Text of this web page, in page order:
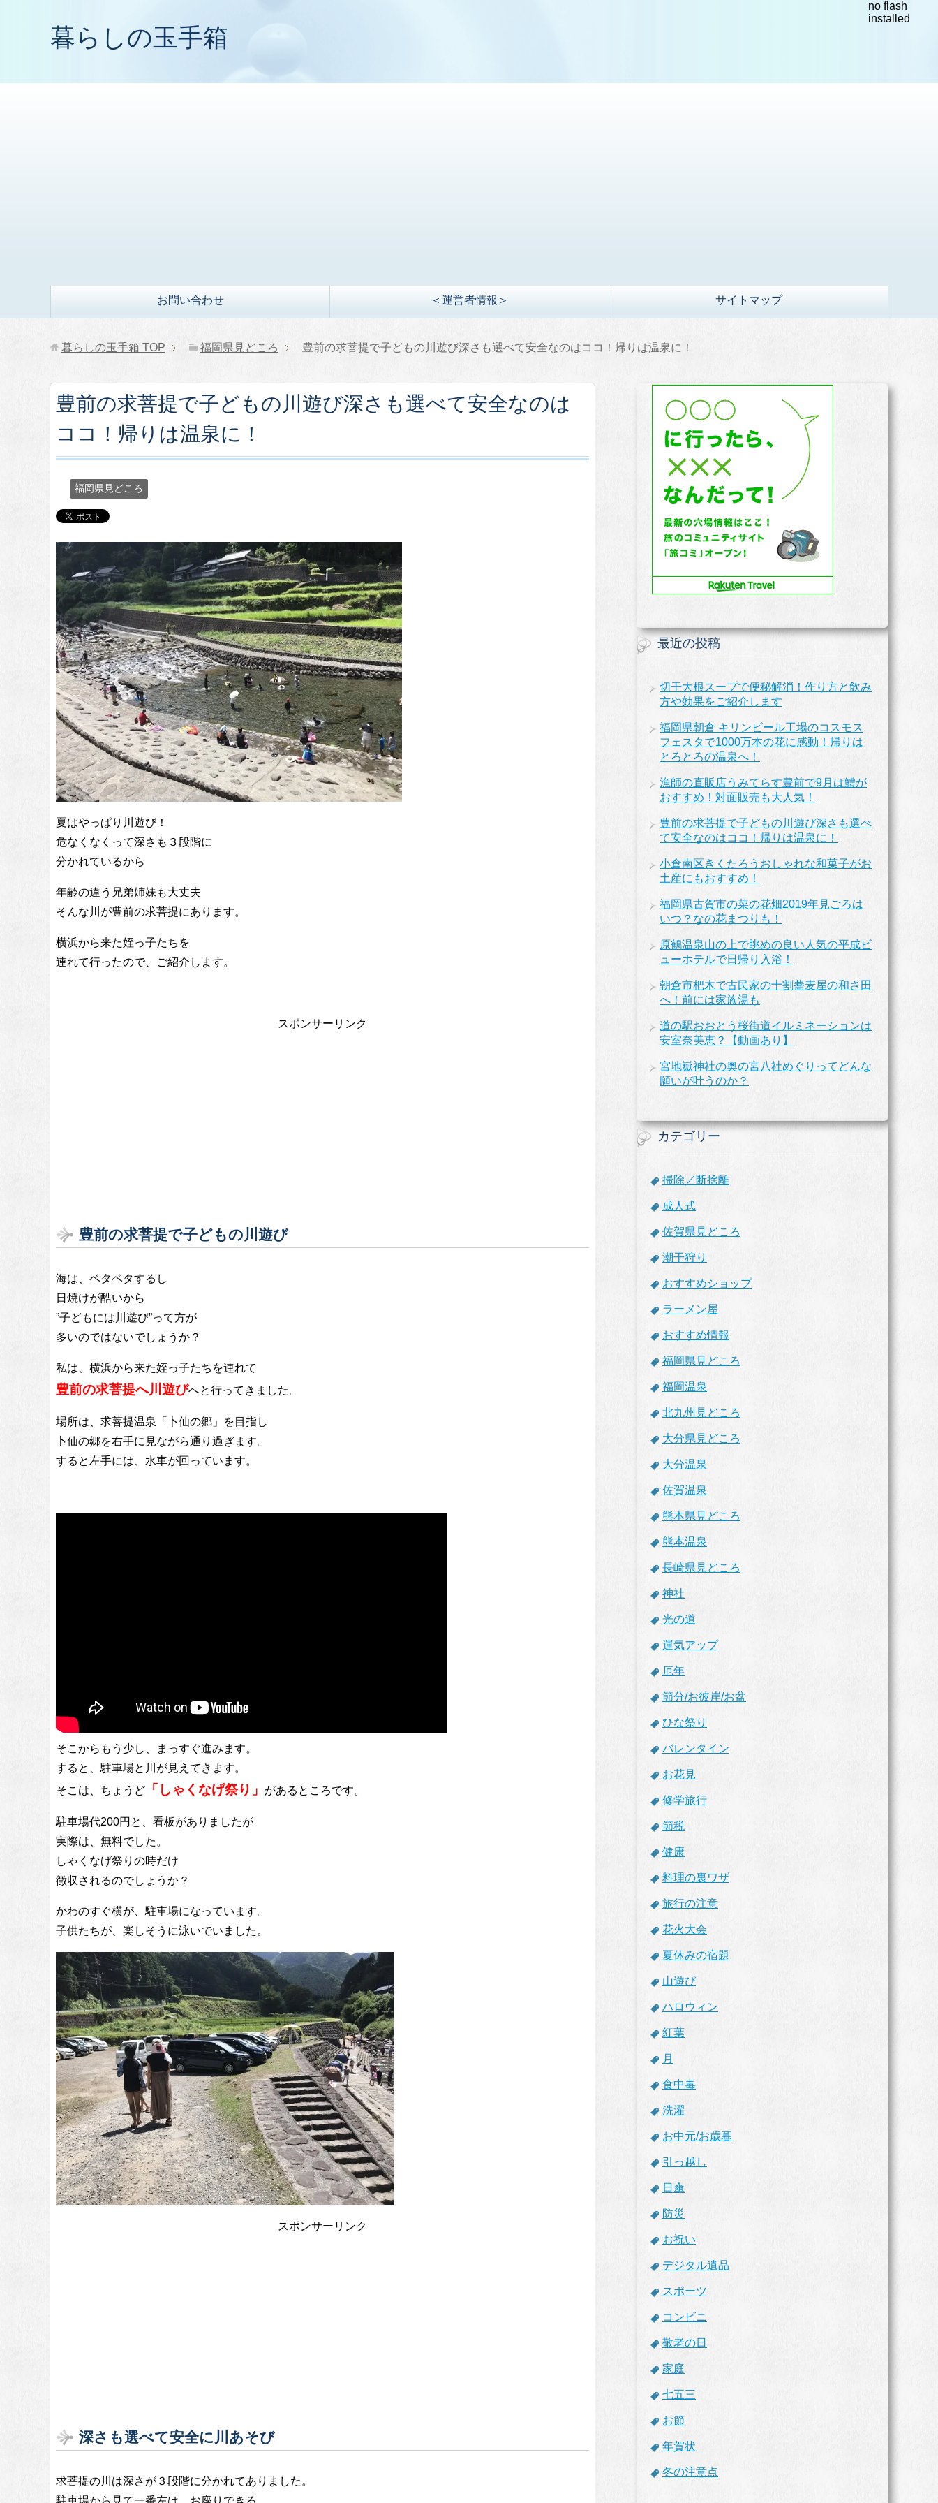
暮らしの玉手箱
お問い合わせ ＜運営者情報＞ サイトマップ
暮らしの玉手箱 TOP 福岡県見どころ 豊前の求菩提で子どもの川遊び深さも選べて安全なのはココ！帰りは温泉に！
豊前の求菩提で子どもの川遊び深さも選べて安全なのは
ココ！帰りは温泉に！
福岡県見どころ
夏はやっぱり川遊び！
危なくなくって深さも３段階に
分かれているから
年齢の違う兄弟姉妹も大丈夫
そんな川が豊前の求菩提にあります。
横浜から来た姪っ子たちを
連れて行ったので、ご紹介します。
スポンサーリンク
豊前の求菩提で子どもの川遊び
海は、ベタベタするし
日焼けが酷いから
”子どもには川遊び”って方が
多いのではないでしょうか？
私は、横浜から来た姪っ子たちを連れて
豊前の求菩提へ川遊びへと行ってきました。
場所は、求菩提温泉「卜仙の郷」を目指し
卜仙の郷を右手に見ながら通り過ぎます。
すると左手には、水車が回っています。
そこからもう少し、まっすぐ進みます。
すると、駐車場と川が見えてきます。
そこは、ちょうど
「しゃくなげ祭り」 があるところです。
駐車場代200円と、看板がありましたが
実際は、無料でした。
しゃくなげ祭りの時だけ
徴収されるのでしょうか？
かわのすぐ横が、駐車場になっています。
子供たちが、楽しそうに泳いでいました。
スポンサーリンク
深さも選べて安全に川あそび
求菩提の川は深さが３段階に分かれてありました。
駐車場から見て一番左は、お座りできる
最近の投稿
切干大根スープで便秘解消！作り方と飲み
方や効果をご紹介します
福岡県朝倉 キリンビール工場のコスモス
フェスタで1000万本の花に感動！帰りは
とろとろの温泉へ！
漁師の直販店うみてらす豊前で9月は鱧が
おすすめ！対面販売も大人気！
豊前の求菩提で子どもの川遊び深さも選べ
て安全なのはココ！帰りは温泉に！
小倉南区きくたろうおしゃれな和菓子がお
土産にもおすすめ！
福岡県古賀市の菜の花畑2019年見ごろは
いつ？なの花まつりも！
原鶴温泉山の上で眺めの良い人気の平成ビ
ューホテルで日帰り入浴！
朝倉市杷木で古民家の十割蕎麦屋の和さ田
へ！前には家族湯も
道の駅おおとう桜街道イルミネーションは
安室奈美恵？【動画あり】
宮地嶽神社の奥の宮八社めぐりってどんな
願いが叶うのか？
カテゴリー
掃除／断捨離
成人式
佐賀県見どころ
潮干狩り
おすすめショップ
ラーメン屋
おすすめ情報
福岡県見どころ
福岡温泉
北九州見どころ
大分県見どころ
大分温泉
佐賀温泉
熊本県見どころ
熊本温泉
長崎県見どころ
神社
光の道
運気アップ
厄年
節分/お彼岸/お盆
ひな祭り
バレンタイン
お花見
修学旅行
節税
健康
料理の裏ワザ
旅行の注意
花火大会
夏休みの宿題
山遊び
ハロウィン
紅葉
月
食中毒
洗濯
お中元/お歳暮
引っ越し
日傘
防災
お祝い
デジタル遺品
スポーツ
コンビニ
敬老の日
家庭
七五三
お節
年賀状
冬の注意点
no flash
installed